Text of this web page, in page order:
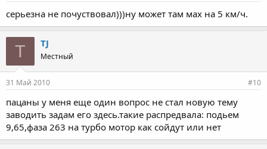
серьезна не почуствовал)))ну может там мах на 5 км/ч.
T TJ
Местный
31 Май 2010 #10
пацаны у меня еще один вопрос не стал новую тему
заводить задам его здесь.такие распредвала: подьем
9,65,фаза 263 на турбо мотор как сойдут или нет